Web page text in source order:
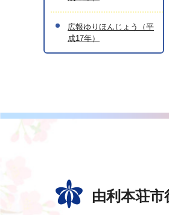
広報ゆりほんじょう（平
成17年）
由利本荘市